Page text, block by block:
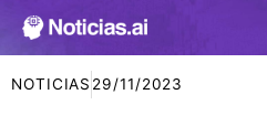
NOTICIAS 29/11/2023